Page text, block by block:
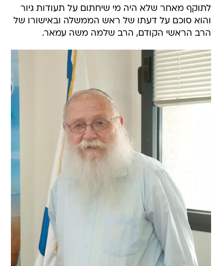
לתוקף מאחר שלא היה מי שיחתום על תעודות גיור
והוא סוכם על דעתו של ראש הממשלה ובאישורו של
הרב הראשי הקודם, הרב שלמה משה עמאר.